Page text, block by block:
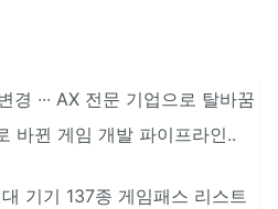
경 ∙∙∙ AX 전문 기업으로 탈바꿈
바뀐 게임 개발 파이프라인..
기기 137종 게임패스 리스트